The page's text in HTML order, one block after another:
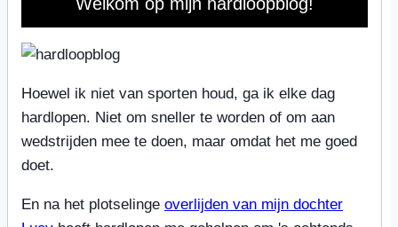
Hoewel ik niet van sporten houd, ga ik elke dag
hardlopen. Niet om sneller te worden of om aan
wedstrijden mee te doen, maar omdat het me goed
doet.
En na het plotselinge overlijden van mijn dochter